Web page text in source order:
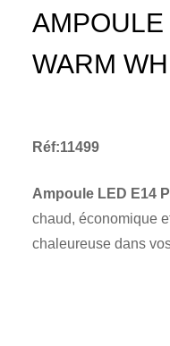
WARM
Réf:11499
Ampoule LED E14
chaud, économique
chaleureuse dans